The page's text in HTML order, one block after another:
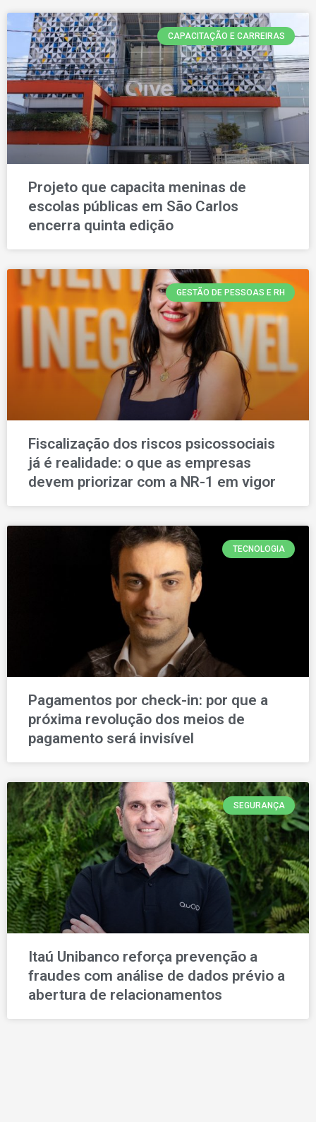
CAPACITAÇÃO E CARREIRAS
Projeto que capacita meninas de
escolas públicas em São Carlos
encerra quinta edição
GESTÃO DE PESSOAS E RH
Fiscalização dos riscos psicossociais
já é realidade: o que as empresas
devem priorizar com a NR-1 em vigor
TECNOLOGIA
Pagamentos por check-in: por que a
próxima revolução dos meios de
pagamento será invisível
SEGURANÇA
Itaú Unibanco reforça prevenção a
fraudes com análise de dados prévio a
abertura de relacionamentos